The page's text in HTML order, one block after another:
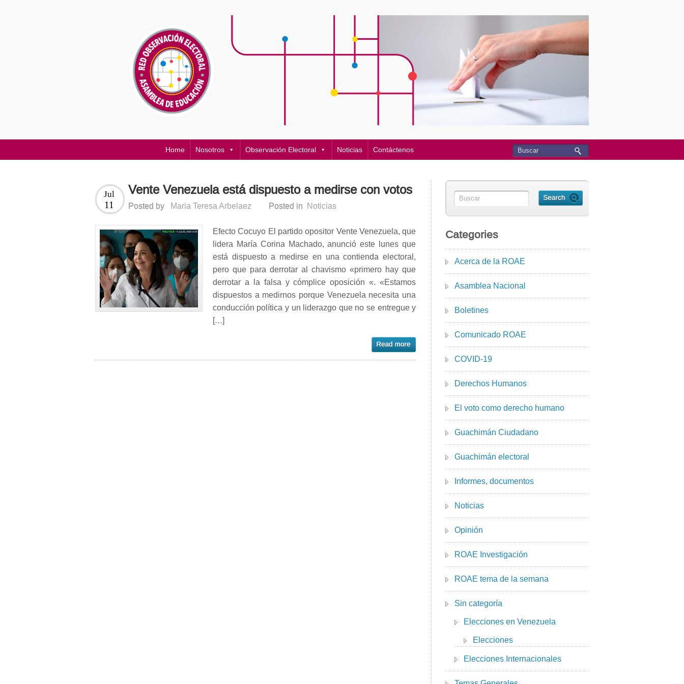
Home Nosotros Observación Electoral Noticias Contáctenos
Vente Venezuela está dispuesto a medirse con votos
Jul
11 Posted by Maria Teresa Arbelaez Posted in Noticias
Efecto Cocuyo El partido opositor Vente Venezuela, que
lidera María Corina Machado, anunció este lunes que
está dispuesto a medirse en una contienda electoral,
pero que para derrotar al chavismo «primero hay que
derrotar a la falsa y cómplice oposición «. «Estamos
dispuestos a medirnos porque Venezuela necesita una
conducción política y un liderazgo que no se entregue y
[…]
Categories
Acerca de la ROAE
Asamblea Nacional
Boletines
Comunicado ROAE
COVID-19
Derechos Humanos
El voto como derecho humano
Guachimán Ciudadano
Guachimán electoral
Informes, documentos
Noticias
Opinión
ROAE Investigación
ROAE tema de la semana
Sin categoría
Elecciones en Venezuela
Elecciones
Elecciones Internacionales